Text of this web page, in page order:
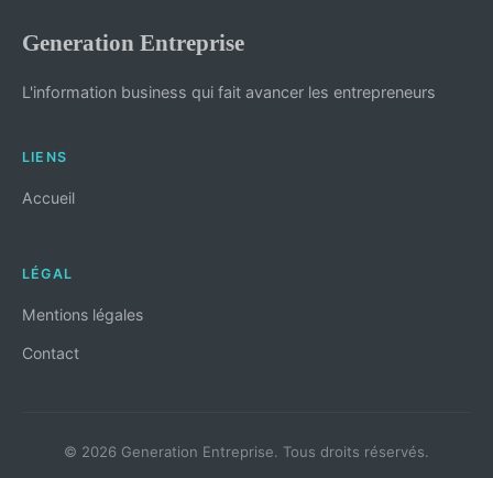
Generation Entreprise
L'information business qui fait avancer les entrepreneurs
LIENS
Accueil
LÉGAL
Mentions légales
Contact
© 2026 Generation Entreprise. Tous droits réservés.